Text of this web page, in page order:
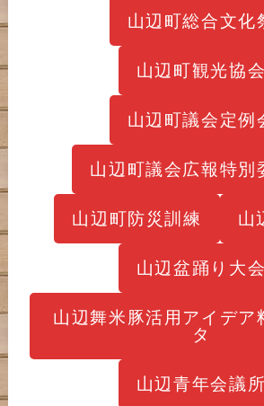
山辺町総合文化
山辺町観光協会
山辺町議会定例
山辺町議会広報特別
山辺町防災訓練 山
山辺盆踊り大会
山辺舞米豚活用アイデア
タ
山辺青年会議所